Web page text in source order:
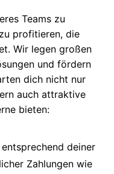
Teams zu
profitieren, die
Wir legen großen
und fördern
dich nicht nur
auch attraktive
bieten:
deiner
Zahlungen wie